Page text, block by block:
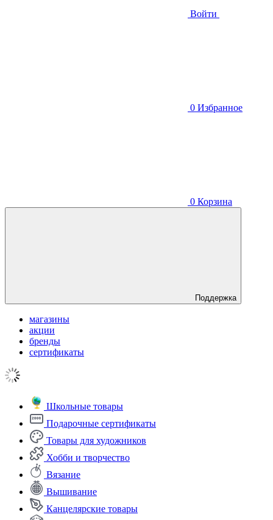
Войти
0 Избранное
0 Корзина
Поддержка
магазины
акции
бренды
сертификаты
Школьные товары
Подарочные сертификаты
Товары для художников
Хобби и творчество
Вязание
Вышивание
Канцелярские товары